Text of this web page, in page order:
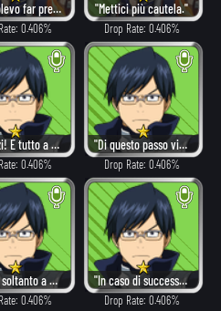
"Non volevo far preoccupare nessuno..."
0.406%
"Mettici più cautela."
Drop Rate: 0.406%
"Ragazzi! È tutto a posto!"
0.406%
"Di questo passo vinceremo! Credo!"
Drop Rate: 0.406%
"Riesco soltanto a vedere ciò che ho di fronte agli occhi..."
0.406%
"In caso di successo, andrebbe tutto a nostro vantaggio!"
Drop Rate: 0.406%